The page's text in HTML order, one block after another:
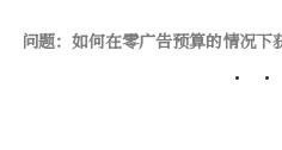
问题：如何在零广告预算的情况下